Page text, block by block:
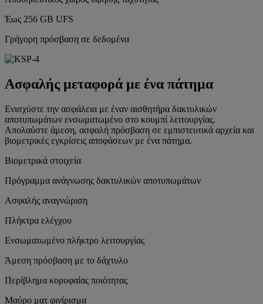
Έως 256 GB UFS
Γρήγορη πρόσβαση σε δεδομένα
Ασφαλής μεταφορά με ένα πάτημα
Ενισχύστε την ασφάλεια με έναν αισθητήρα δακτυλικών
αποτυπωμάτων ενσωματωμένο στο κουμπί λειτουργίας.
Απολαύστε άμεση, ασφαλή πρόσβαση σε εμπιστευτικά αρχεία και
βιομετρικές εγκρίσεις αποφάσεων με ένα πάτημα.
Βιομετρικά στοιχεία
Πρόγραμμα ανάγνωσης δακτυλικών αποτυπωμάτων
Ασφαλής αναγνώριση
Πλήκτρα ελέγχου
Ενσωματωμένο πλήκτρο λειτουργίας
Άμεση πρόσβαση με το δάχτυλο
Περίβλημα κορυφαίας ποιότητας
Μαύρο ματ φινίρισμα